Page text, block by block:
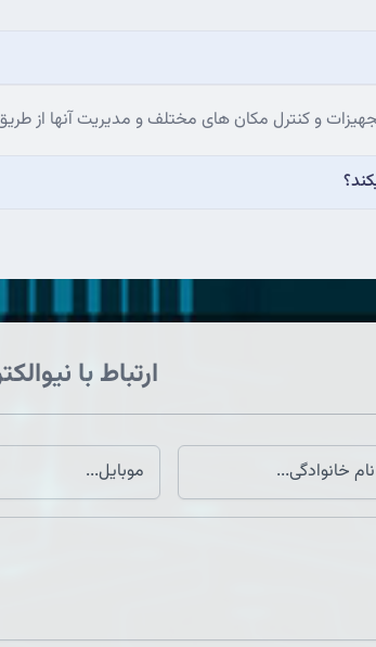
و کنترل مکان های مختلف و مدیریت آنها از
ارتباط با